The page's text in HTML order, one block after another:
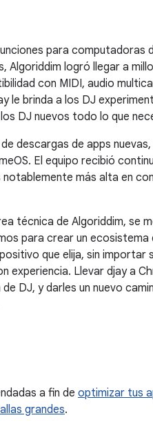
para
Algoriddim logró llegar a
con MIDI, audio
le brinda a los DJ
DJ nuevos todo lo que
descargas de apps
El equipo recibió
más alta en
técnica de Algoriddim, se
para crear un ecosistema
que elija, sin importar
experiencia. Llevar djay a
DJ, y darles un nuevo
a fin de optimizar tus
grandes.